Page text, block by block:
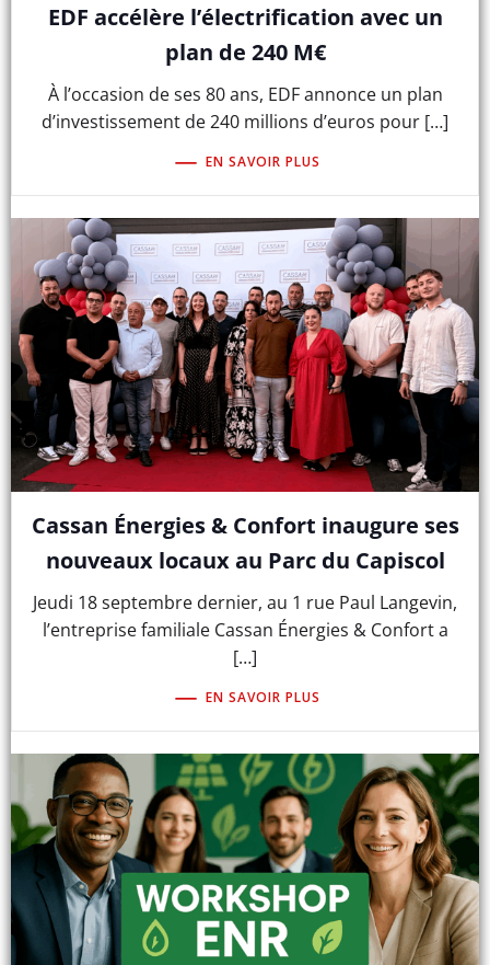
EDF accélère l’électrification avec un
plan de 240 M€
À l’occasion de ses 80 ans, EDF annonce un plan
d’investissement de 240 millions d’euros pour […]
EN SAVOIR PLUS
Cassan Énergies & Confort inaugure ses
nouveaux locaux au Parc du Capiscol
Jeudi 18 septembre dernier, au 1 rue Paul Langevin,
l’entreprise familiale Cassan Énergies & Confort a
[…]
EN SAVOIR PLUS